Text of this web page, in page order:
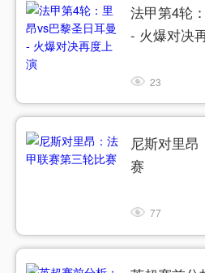
法甲第4轮
- 火爆对决
23
尼斯对里昂
赛
77